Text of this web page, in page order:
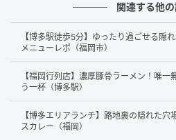
画像：友安製作所 関連する他
【博多駅徒歩5分】ゆったり過ごせる隠
メニューレポ（福岡市）
【福岡行列店】濃厚豚骨ラーメン！唯一
う一杯（博多駅）
【博多エリアランチ】路地裏の隠れた穴
スカレー（福岡）